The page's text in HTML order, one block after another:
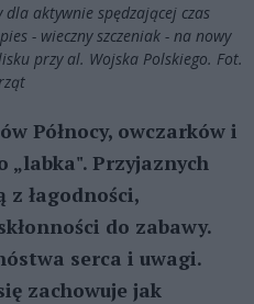
aktywnie spędzającej czas
- wieczny szczeniak - na nowy
przy al. Wojska Polskiego. Fot.
Północy, owczarków i
„labka". Przyjaznych
z łagodności,
do zabawy.
serca i uwagi.
zachowuje jak